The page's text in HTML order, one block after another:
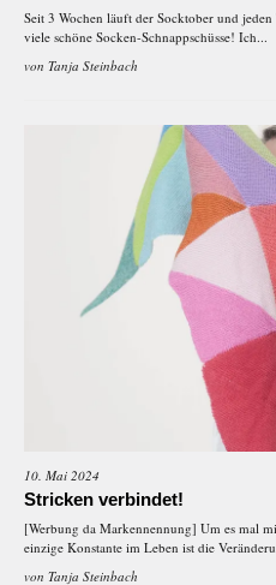
Seit 3 Wochen läuft der Socktober und
viele schöne Socken-Schnappschüsse! Ich...
von Tanja Steinbach
10. Mai 2024
Stricken verbindet!
[Werbung da Markennennung] Um es mal
einzige Konstante im Leben ist die
von Tanja Steinbach